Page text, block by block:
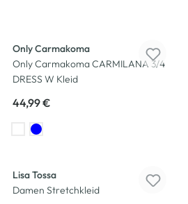
Only Carmakoma
Only Carmakoma CARMILANA 3/4
DRESS W Kleid
44,99 €
Lisa Tossa
Damen Stretchkleid